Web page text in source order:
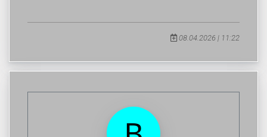
08.04.2026 | 11:22